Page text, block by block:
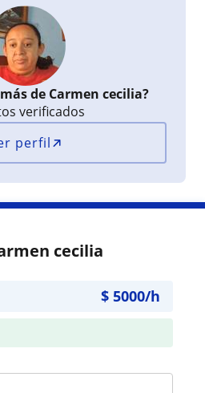
de Carmen cecilia?
verificados
perfil
cecilia
$ 5000/h